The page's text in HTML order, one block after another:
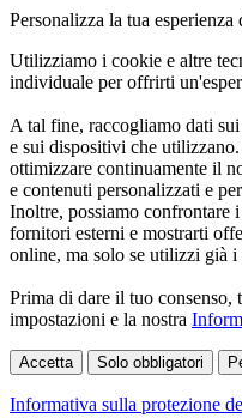
Personalizza la tua esperienza
Utilizziamo i cookie e altre
individuale per offrirti
A tal fine, raccogliamo dati
e sui dispositivi che
ottimizzare continuamente il
e contenuti personalizzati e
Inoltre, possiamo confrontare
fornitori esterni e mostrarti
online, ma solo se utilizzi già
Prima di dare il tuo
impostazioni e la nostra
Accetta Solo obbligatori
Informativa sulla protezione